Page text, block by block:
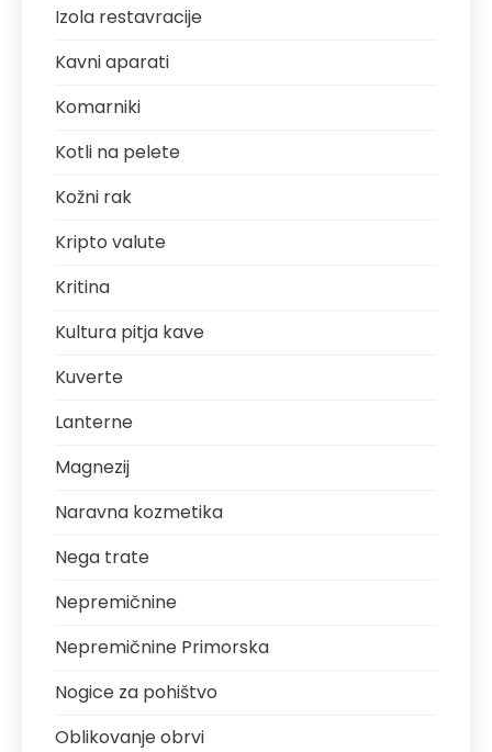
Izola restavracije
Kavni aparati
Komarniki
Kotli na pelete
Kožni rak
Kripto valute
Kritina
Kultura pitja kave
Kuverte
Lanterne
Magnezij
Naravna kozmetika
Nega trate
Nepremičnine
Nepremičnine Primorska
Nogice za pohištvo
Oblikovanje obrvi